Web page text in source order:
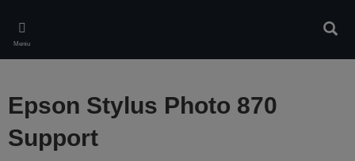
main
content
Meniu
Epson Stylus Photo 870
Support